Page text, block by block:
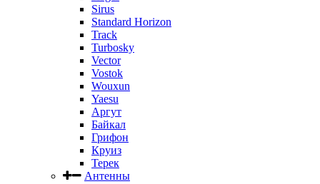
Sirus
Standard Horizon
Track
Turbosky
Vector
Vostok
Wouxun
Yaesu
Аргут
Байкал
Грифон
Круиз
Терек
Антенны